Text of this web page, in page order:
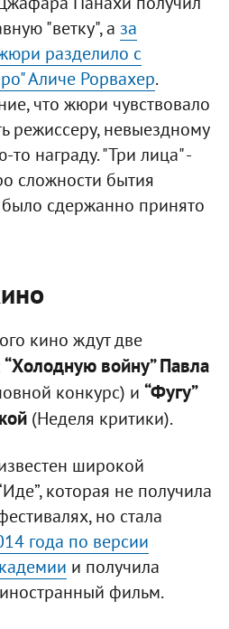
"ветку", а за
разделило с
Аличе Рорвахер.
что жюри чувствовало
режиссеру, невыездному
то награду. "Три лица" -
сложности бытия
сдержанно принято
кино ждут две
“Холодную войну” Павла
конкурс) и “Фугу”
(Неделя критики).
широкой
которая не получила
но стала
года по версии
и получила
фильм.